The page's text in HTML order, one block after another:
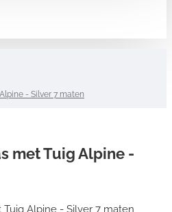
- Silver 7 maten
met Tuig Alpine -